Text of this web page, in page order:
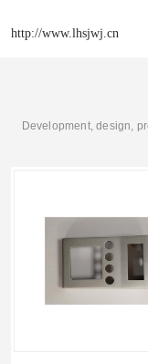
http://www.lhsjwj.cn
Development, design,